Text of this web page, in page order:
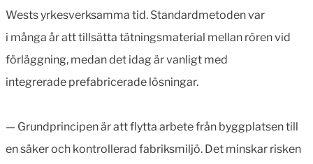
Wests yrkesverksamma tid. Standardmetoden var
i många år att tillsätta tätningsmaterial mellan rören vid
förläggning, medan det idag är vanligt med
integrerade prefabricerade lösningar.
— Grundprincipen är att flytta arbete från byggplatsen till
en säker och kontrollerad fabriksmiljö. Det minskar risken